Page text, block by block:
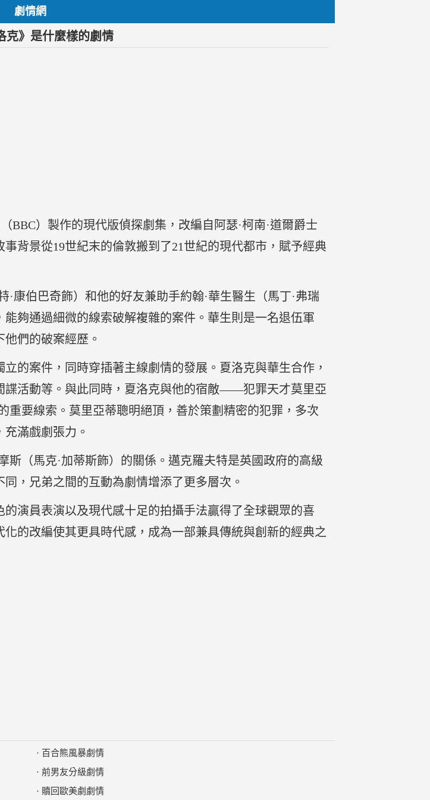
劇情網
克》是什麼樣的劇情
BBC）製作的現代版偵探劇集，改編自阿瑟·柯南·道爾爵士
背景從19世紀末的倫敦搬到了21世紀的現代都市，賦予經典
康伯巴奇飾）和他的好友兼助手約翰·華生醫生（馬丁·弗瑞
夠通過細微的線索破解複雜的案件。華生則是一名退伍軍
們的破案經歷。
的案件，同時穿插著主線劇情的發展。夏洛克與華生合作，
諜活動等。與此同時，夏洛克與他的宿敵——犯罪天才莫里亞
重要線索。莫里亞蒂聰明絕頂，善於策劃精密的犯罪，多次
滿戲劇張力。
斯（馬克·加蒂斯飾）的關係。邁克羅夫特是英國政府的高級
，兄弟之間的互動為劇情增添了更多層次。
演員表演以及現代感十足的拍攝手法贏得了全球觀眾的喜
的改編使其更具時代感，成為一部兼具傳統與創新的經典之
· 百合熊風暴劇情
· 前男友分級劇情
· 贖回歐美劇劇情